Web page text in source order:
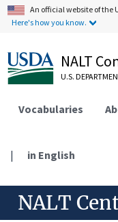
An official website of the
Here's how you know.
NALT
U.S.
Vocabularies
| in English
NALT